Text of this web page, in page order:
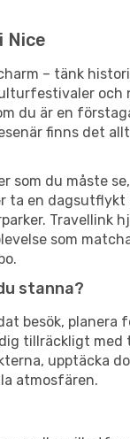
Nice
– tänk
och
du är en
finns det
som du måste
ta en
Travellink
som
stanna?
besök, planera
tillräckligt
upptäcka
atmosfären.